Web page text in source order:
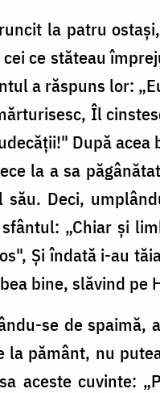
la patru
ce stăteau
a răspuns lor:
Îl
După
la a sa
Deci,
„Chiar și
Și îndată i-au
bine, slăvind pe
se de
pământ, nu
aceste cuvinte: